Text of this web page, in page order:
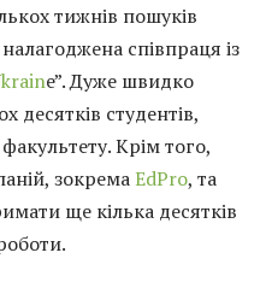
тижнів пошуків
співпраця із
e”. Дуже швидко
десятків студентів,
Крім того,
зокремаEdPro, та
ще кілька десятків